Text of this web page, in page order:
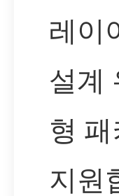
레이
설계
형
지원